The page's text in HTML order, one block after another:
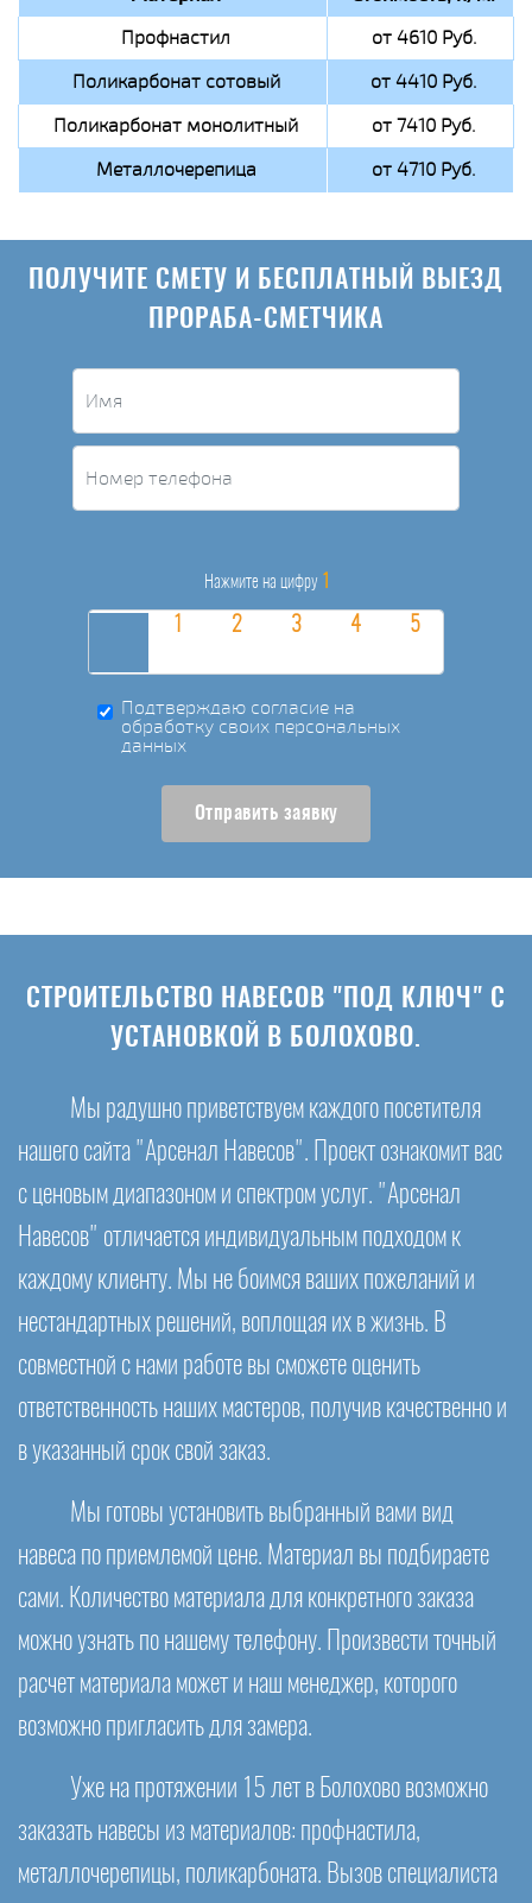
Профнастил
от 4610 Руб.
Поликарбонат сотовый
от 4410 Руб.
Поликарбонат монолитный
от 7410 Руб.
Металлочерепица
от 4710 Руб.
ПОЛУЧИТЕ СМЕТУ И БЕСПЛАТНЫЙ ВЫЕЗД
ПРОРАБА-СМЕТЧИКА
Нажмите на цифру 1
Подтверждаю согласие на
обработку своих персональных
данных
Отправить заявку
СТРОИТЕЛЬСТВО НАВЕСОВ "ПОД КЛЮЧ" С
УСТАНОВКОЙ В БОЛОХОВО.
Мы радушно приветствуем каждого посетителя
нашего сайта "Арсенал Навесов". Проект ознакомит вас
с ценовым диапазоном и спектром услуг. "Арсенал
Навесов" отличается индивидуальным подходом к
каждому клиенту. Мы не боимся ваших пожеланий и
нестандартных решений, воплощая их в жизнь. В
совместной с нами работе вы сможете оценить
ответственность наших мастеров, получив качественно и
в указанный срок свой заказ.
Мы готовы установить выбранный вами вид
навеса по приемлемой цене. Материал вы подбираете
сами. Количество материала для конкретного заказа
можно узнать по нашему телефону. Произвести точный
расчет материала может и наш менеджер, которого
возможно пригласить для замера.
Уже на протяжении 15 лет в Болохово возможно
заказать навесы из материалов: профнастила,
металлочерепицы, поликарбоната. Вызов специалиста